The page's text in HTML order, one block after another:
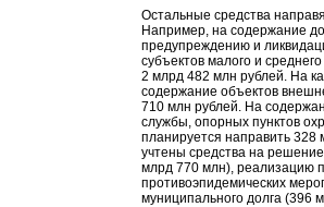
Остальные средства
Например, на содержание
предупреждению и
субъектов малого и
2 млрд 482 млн рублей. На
содержание объектов
710 млн рублей. На
службы, опорных пунктов
планируется направить 328
учтены средства на
млрд 770 млн), реализацию
противоэпидемических
муниципального долга (396